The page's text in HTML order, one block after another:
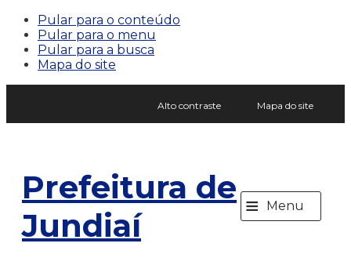
Pular para o conteúdo
Pular para o menu
Pular para a busca
Mapa do site
Alto contraste Mapa do site
Prefeitura de
Jundiaí
≡ Menu